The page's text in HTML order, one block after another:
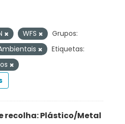
WFS
Grupos:
Etiquetas:
recolha: Plástico/Metal